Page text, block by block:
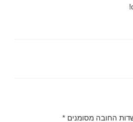
החובה מסומנים *